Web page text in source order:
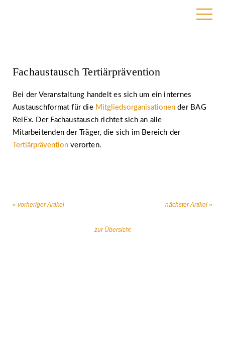
Fachaustausch Tertiärprävention
Bei der Veranstaltung handelt es sich um ein internes
Austauschformat für die Mitgliedsorganisationen der BAG
RelEx. Der Fachaustausch richtet sich an alle
Mitarbeitenden der Träger, die sich im Bereich der
Tertiärprävention verorten.
« vorheriger Artikel
zur Übersicht
nächster Artikel »